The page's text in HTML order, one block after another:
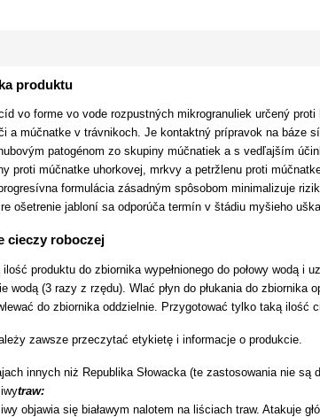
produktu
vo forme vo vode rozpustných mikrogranuliek určený
a múčnatke v trávnikoch. Je kontaktný prípravok na báze
patogénom zo skupiny múčnatiek a s vedľajším
proti múčnatke uhorkovej, mrkvy a petržlenu proti
formulácia zásadným spôsobom minimalizuje
ošetrenie jabloní sa odporúča termín v štádiu myšieho
cieczy roboczej
produktu do zbiornika wypełnionego do połowy wodą
wodą (3 razy z rzędu). Wlać płyn do płukania do
do zbiornika oddzielnie. Przygotować tylko taką ilość
zawsze przeczytać etykietę i informacje o produkcie.
innych niż Republika Słowacka (te zastosowania nie są
traw:
objawia się białawym nalotem na liściach traw. Atakuje